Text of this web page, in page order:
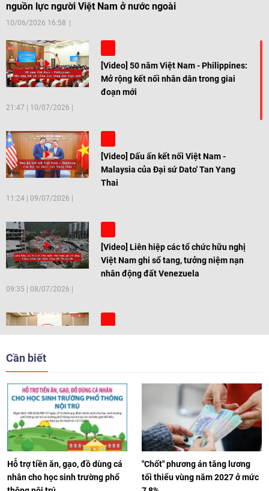
nguồn lực người Việt Nam ở nước ngoài
10/06/2026 16:58
[Video] 50 năm Việt Nam - Philippines:
Mở rộng kết nối nhân dân trong giai
đoạn mới
21:47 10/07/2026
[Video] Dấu ấn kết nối Việt Nam -
Malaysia của Đại sứ Dato' Tan Yang
Thai
11:24 09/07/2026
[Video] Liên hiệp các tổ chức hữu nghị
Việt Nam ghi sổ tang, tưởng niệm nạn
nhân động đất Venezuela
09:35 08/07/2026
[Video] Trẻ em Đông Á cùng kiến tạo
[Video] Âm nhạc flamenco gắn kết văn
hoá Việt Nam - Tây Ban Nha
11:10 17/06/2026
Cần biết
Hỗ trợ tiền ăn, gạo, đồ dùng cá
nhân cho học sinh trường phổ
"Chốt" phương án tăng lương
tối thiểu vùng năm 2027 ở mức